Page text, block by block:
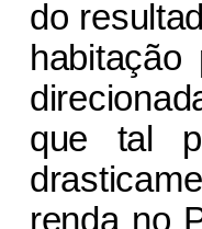
do
que tal
renda no